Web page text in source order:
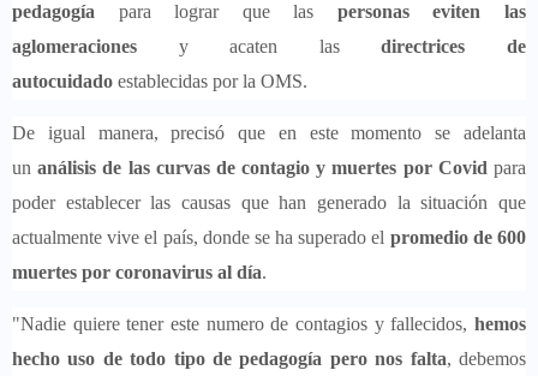
pedagogía para lograr que las personas eviten las
aglomeraciones y acaten lasdirectrices de
autocuidado establecidas por la OMS.
De igual manera, precisó que en este momento se adelanta
unanálisis de las curvas de contagio y muertes por Covidpara
poder establecer las causas que han generado la situación que
actualmente vive el país, donde se ha superado el promedio de 600
muertes por coronavirus al día.
"Nadie quiere tener este numero de contagios y fallecidos, hemos
hecho uso de todo tipo de pedagogía pero nos falta, debemos